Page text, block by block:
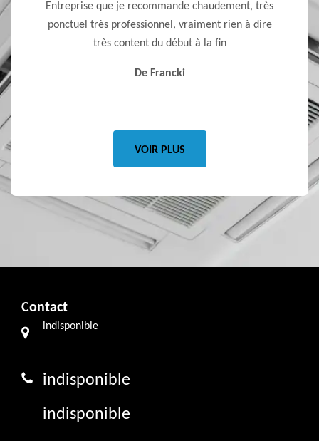
Entreprise que je recommande chaudement, très
ponctuel très professionnel, vraiment rien à dire
très content du début à la fin
De Francki
VOIR PLUS
Contact
indisponible
indisponible
indisponible